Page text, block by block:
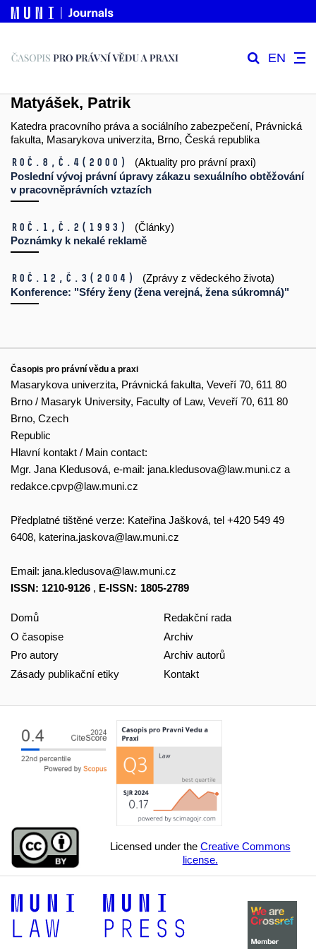
EN
Matyášek, Patrik
Katedra pracovního práva a sociálního zabezpečení, Právnická
fakulta, Masarykova univerzita, Brno, Česká republika
Roč.8, č.4 (2000)
(Aktuality pro právní praxi)
Poslední vývoj právní úpravy zákazu sexuálního obtěžování
v pracovněprávních vztazích
Roč.1, č.2 (1993)
(Články)
Poznámky k nekalé reklamě
Roč.12, č.3 (2004)
(Zprávy z vědeckého života)
Konference: "Sféry ženy (žena verejná, žena súkromná)"
Časopis pro právní vědu a praxi
Masarykova univerzita, Právnická fakulta, Veveří 70, 611 80
Brno / Masaryk University, Faculty of Law, Veveří 70, 611 80
Brno, Czech
Republic
Hlavní kontakt / Main contact:
Mgr. Jana Kledusová, e-mail: jana.kledusova@law.muni.cz a
redakce.cpvp@law.muni.cz
Předplatné tištěné verze: Kateřina Jašková, tel +420 549 49
6408, katerina.jaskova@law.muni.cz
Email: jana.kledusova@law.muni.cz
ISSN: 1210-9126 , E-ISSN: 1805-2789
Domů
O časopise
Pro autory
Zásady publikační etiky
Redakční rada
Archiv
Archiv autorů
Kontakt
Licensed under the Creative Commons
license.